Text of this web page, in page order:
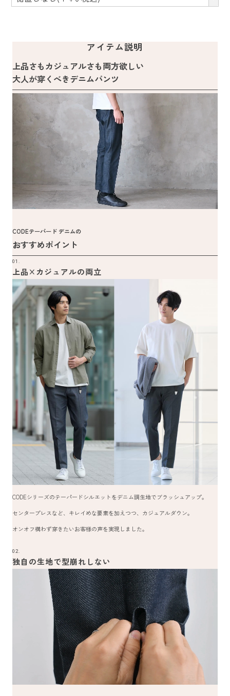
アイテム説明
上品さもカジュアルさも両方欲しい
大人が穿くべきデニムパンツ
CODEテーパード デニムの
おすすめポイント
01.
上品×カジュアルの両立
CODEシリーズのテーパードシルエットをデニム調生地でブラッシュアップ。
センタープレスなど、キレイめな要素を加えつつ、カジュアルダウン。
オンオフ構わず穿きたいお客様の声を実現しました。
02.
独自の生地で型崩れしない